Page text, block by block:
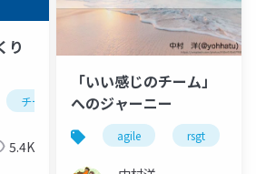
り
チーム開発
5.4K
「いい感じのチーム」
へのジャーニー
agile rsgt